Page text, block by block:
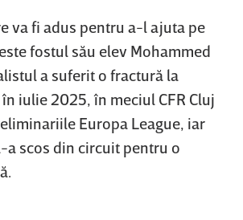
va fi adus pentru a-l ajuta pe
fostul său elev Mohammed
a suferit o fractură la
iulie 2025, în meciul CFR Cluj
Europa League, iar
a scos din circuit pentru o